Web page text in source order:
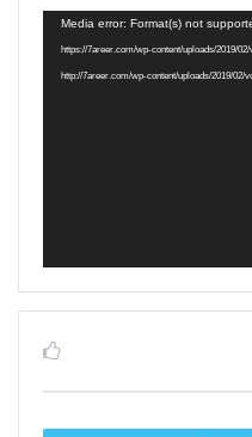
Media error: Format(s) not